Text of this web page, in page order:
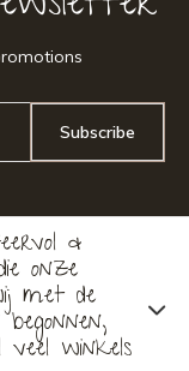
Subscribe
&
onze
met de
winkels